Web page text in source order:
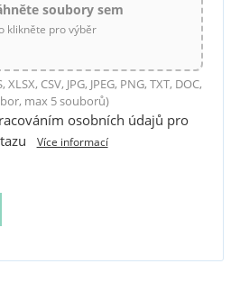
soubory sem
klikněte pro výběr
CSV, JPG, JPEG, PNG, TXT, DOC,
max 5 souborů)
osobních údajů pro
Více informací